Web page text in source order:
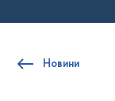
Новини